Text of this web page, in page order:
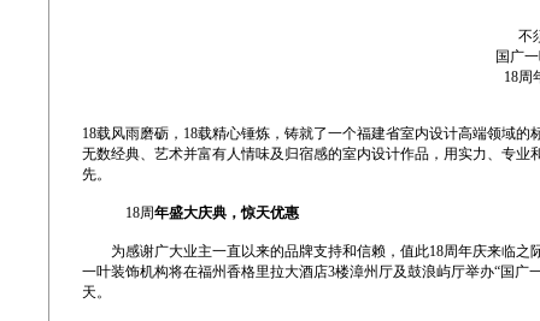
不
国广
18周
18载风雨磨砺，18载精心锤炼，铸就了一个福建省室内设计高端领域
无数经典、艺术并富有人情味及归宿感的室内设计作品，用实力、专
先。
18周年盛大庆典，惊天优惠
为感谢广大业主一直以来的品牌支持和信赖，值此18周年庆来临之
一叶装饰机构将在福州香格里拉大酒店3楼漳州厅及鼓浪屿厅举办“国
天。